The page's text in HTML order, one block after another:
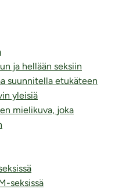
ja hellään seksiin
suunnitella etukäteen
yleisiä
mielikuva, joka
seksissä